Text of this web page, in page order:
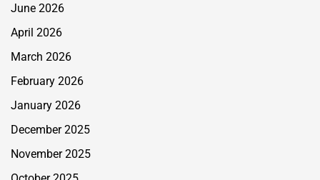
June 2026
April 2026
March 2026
February 2026
January 2026
December 2025
November 2025